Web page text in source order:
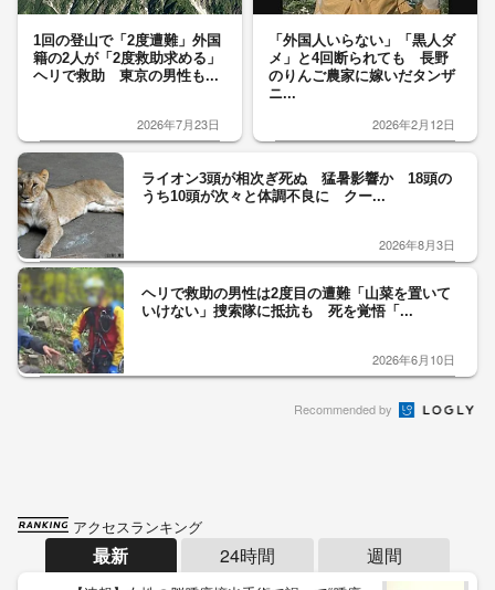
1回の登山で「2度遭難」外国
籍の2人が「2度救助求める」
ヘリで救助 東京の男性も...
2026年7月23日
「外国人いらない」「黒人ダ
メ」と4回断られても 長野
のりんご農家に嫁いだタンザ
ニ...
2026年2月12日
ライオン3頭が相次ぎ死ぬ 猛暑影響か 18頭の
うち10頭が次々と体調不良に クー...
2026年8月3日
ヘリで救助の男性は2度目の遭難「山菜を置いて
いけない」捜索隊に抵抗も 死を覚悟「...
2026年6月10日
Recommended by
アクセスランキング
最新 24時間 週間